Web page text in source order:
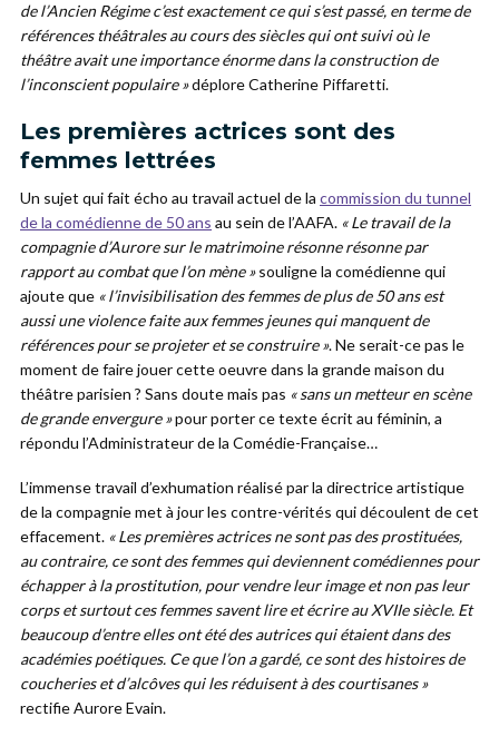
de l’Ancien Régime c’est exactement ce qui s’est passé, en terme de
références théâtrales au cours des siècles qui ont suivi où le
théâtre avait une importance énorme dans la construction de
l’inconscient populaire »déplore Catherine Piffaretti.
Les premières actrices sont des
femmes lettrées
Un sujet qui fait écho au travail actuel de la commission du tunnel
de la comédienne de 50 ans au sein de l’AAFA. « Le travail de la
compagnie d’Aurore sur le matrimoine résonne résonne par
rapport au combat que l’on mène »souligne la comédienne qui
ajoute que « l’invisibilisation des femmes de plus de 50 ans est
aussi une violence faite aux femmes jeunes qui manquent de
références pour se projeter et se construire ». Ne serait-ce pas le
moment de faire jouer cette oeuvre dans la grande maison du
théâtre parisien ? Sans doute mais pas « sans un metteur en scène
de grande envergure »pour porter ce texte écrit au féminin, a
répondu l’Administrateur de la Comédie-Française…
L’immense travail d’exhumation réalisé par la directrice artistique
de la compagnie met à jour les contre-vérités qui découlent de cet
effacement. « Les premières actrices ne sont pas des prostituées,
au contraire, ce sont des femmes qui deviennent comédiennes pour
échapper à la prostitution, pour vendre leur image et non pas leur
corps et surtout ces femmes savent lire et écrire au XVIIe siècle. Et
beaucoup d’entre elles ont été des autrices qui étaient dans des
académies poétiques. Ce que l’on a gardé, ce sont des histoires de
coucheries et d’alcôves qui les réduisent à des courtisanes »
rectifie Aurore Evain.